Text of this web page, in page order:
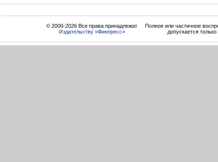
© 2000-2026 Все права принадлежат
Издательству «Финпресс»
Полное или частичное
допускается